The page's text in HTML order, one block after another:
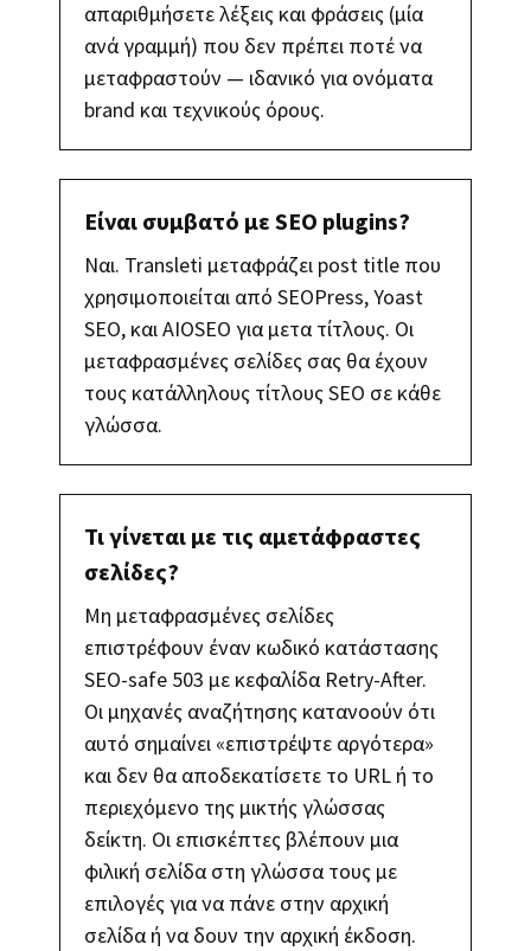
απαριθμήσετε λέξεις και φράσεις (μία
ανά γραμμή) που δεν πρέπει ποτέ να
μεταφραστούν — ιδανικό για ονόματα
brand και τεχνικούς όρους.
Είναι συμβατό με SEO plugins?
Ναι. Transleti μεταφράζει post title που
χρησιμοποιείται από SEOPress, Yoast
SEO, και AIOSEO για μετα τίτλους. Οι
μεταφρασμένες σελίδες σας θα έχουν
τους κατάλληλους τίτλους SEO σε κάθε
γλώσσα.
Τι γίνεται με τις αμετάφραστες
σελίδες?
Μη μεταφρασμένες σελίδες
επιστρέφουν έναν κωδικό κατάστασης
SEO-safe 503 με κεφαλίδα Retry-After.
Οι μηχανές αναζήτησης κατανοούν ότι
αυτό σημαίνει «επιστρέψτε αργότερα»
και δεν θα αποδεκατίσετε το URL ή το
περιεχόμενο της μικτής γλώσσας
δείκτη. Οι επισκέπτες βλέπουν μια
φιλική σελίδα στη γλώσσα τους με
επιλογές για να πάνε στην αρχική
σελίδα ή να δουν την αρχική έκδοση.